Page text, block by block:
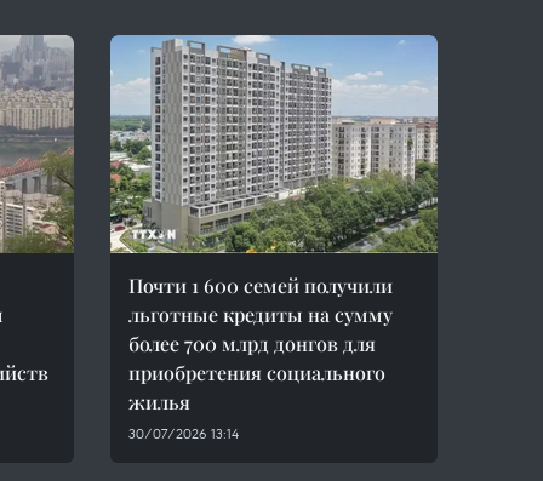
Почти 1 600 семей получили
льготные кредиты на сумму
более 700 млрд донгов для
приобретения социального
жилья
30/07/2026 13:14